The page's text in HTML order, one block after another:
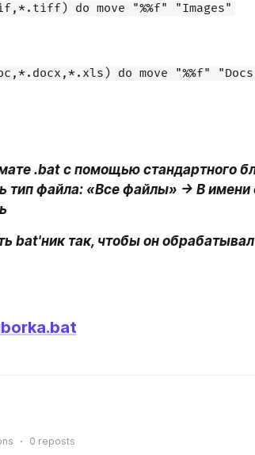
do move "%%f" "Images"
do move "%%f"
.bat с помощью стандартного
тип файла: «Все файлы» -> В имени
bat'ник так, чтобы он
0 reposts